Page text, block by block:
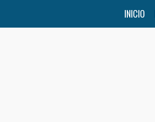
INICIO